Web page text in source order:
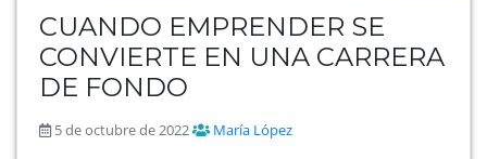
CUANDO EMPRENDER SE
CONVIERTE EN UNA CARRERA
DE FONDO
5 de octubre de 2022 María López